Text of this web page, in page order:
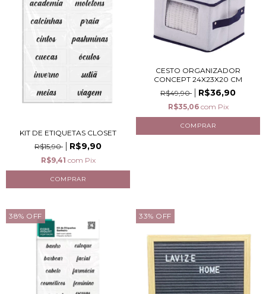
KIT DE ETIQUETAS CLOSET
R$15,90
R$9,90
R$9,41 com Pix
CESTO ORGANIZADOR
CONCEPT 24X23X20 CM
R$49,90
R$36,90
R$35,06 com Pix
38% OFF 33% OFF